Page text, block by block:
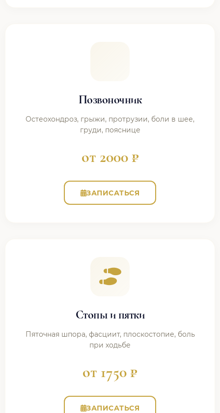
Позвоночник
Остеохондроз, грыжи, протрузии, боли в шее,
груди, пояснице
от 2000 ₽
ЗАПИСАТЬСЯ
Стопы и пятки
Пяточная шпора, фасциит, плоскостопие, боль
при ходьбе
от 1750 ₽
ЗАПИСАТЬСЯ